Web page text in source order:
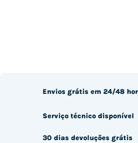
Envios grátis em 24/48
Serviço técnico disponível
30 dias devoluções grátis